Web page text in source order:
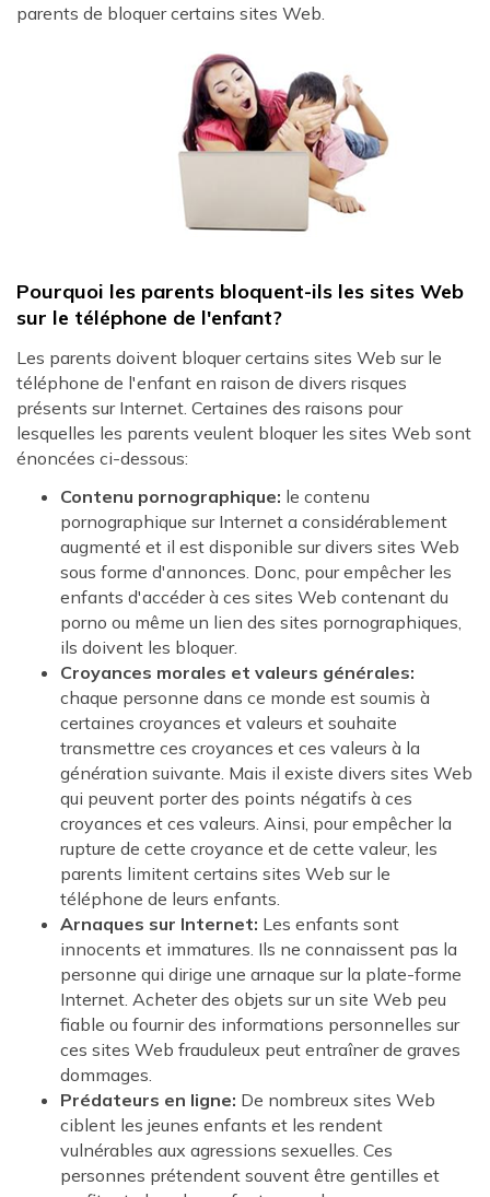
parents de bloquer certains sites Web.
Pourquoi les parents bloquent-ils les sites Web
sur le téléphone de l'enfant?
Les parents doivent bloquer certains sites Web sur le
téléphone de l'enfant en raison de divers risques
présents sur Internet. Certaines des raisons pour
lesquelles les parents veulent bloquer les sites Web sont
énoncées ci-dessous:
Contenu pornographique: le contenu
pornographique sur Internet a considérablement
augmenté et il est disponible sur divers sites Web
sous forme d'annonces. Donc, pour empêcher les
enfants d'accéder à ces sites Web contenant du
porno ou même un lien des sites pornographiques,
ils doivent les bloquer.
Croyances morales et valeurs générales:
chaque personne dans ce monde est soumis à
certaines croyances et valeurs et souhaite
transmettre ces croyances et ces valeurs à la
génération suivante. Mais il existe divers sites Web
qui peuvent porter des points négatifs à ces
croyances et ces valeurs. Ainsi, pour empêcher la
rupture de cette croyance et de cette valeur, les
parents limitent certains sites Web sur le
téléphone de leurs enfants.
Arnaques sur Internet: Les enfants sont
innocents et immatures. Ils ne connaissent pas la
personne qui dirige une arnaque sur la plate-forme
Internet. Acheter des objets sur un site Web peu
fiable ou fournir des informations personnelles sur
ces sites Web frauduleux peut entraîner de graves
dommages.
Prédateurs en ligne: De nombreux sites Web
ciblent les jeunes enfants et les rendent
vulnérables aux agressions sexuelles. Ces
personnes prétendent souvent être gentilles et